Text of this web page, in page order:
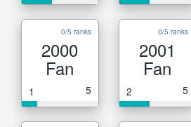
0/5 ranks
2000
Fan
1 5
0/5 ranks
2001
Fan
2 5